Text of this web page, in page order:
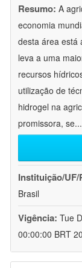
Resumo: A
economia
desta área está
leva a uma
recursos
utilização de
hidrogel na
promissora, se...
Instituição/UF/
Brasil
Vigência: Tue
00:00:00 BRT